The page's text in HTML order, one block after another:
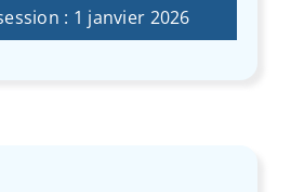
: 1 janvier 2026